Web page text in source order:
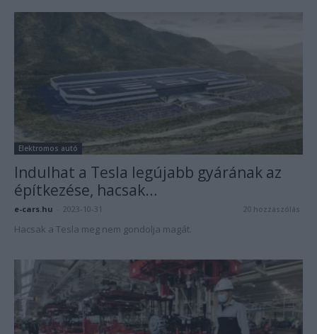
Elektromos autó
Indulhat a Tesla legújabb gyárának az
építkezése, hacsak…
e-cars.hu 2023-10-31 20 hozzászólás
Hacsak a Tesla meg nem gondolja magát.